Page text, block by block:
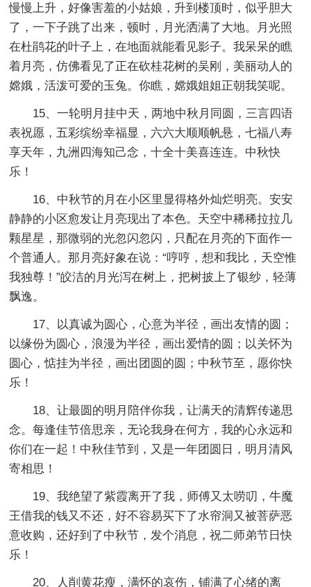
慢慢上升，好像害羞的小姑娘，升到楼顶时，似乎胆大
了，一下子跳了出来，顿时，月光洒满了大地。月光照
在杜鹃花的叶子上，在地面就能看见影子。我呆呆的瞧
着月亮，仿佛看见了正在砍桂花树的吴刚，美丽动人的
嫦娥，活泼可爱的玉兔。你瞧，嫦娥姐姐正朝我笑呢。
15、一轮明月挂中天，两地中秋月同圆，三言四语
表祝愿，五彩缤纷幸福显，六六大顺顺帆悬，七福八寿
享天年，九洲四海知己念，十全十美喜连连。中秋快
乐！
16、中秋节的月在小区里显得格外灿烂明亮。安安
静静的小区愈发让月亮现出了本色。天空中稀稀拉拉几
颗星星，那微弱的光忽闪忽闪，只配在月亮的下面作一
个普通人。那月亮好象在说：“哼哼，想和我比，天空惟
我独尊！”皎洁的月光泻在树上，把树披上了银纱，轻薄
飘逸。
17、以真诚为圆心，心意为半径，画出友情的圆；
以缘份为圆心，浪漫为半径，画出爱情的圆；以关怀为
圆心，惦挂为半径，画出团圆的圆；中秋节至，愿你快
乐！
18、让最圆的明月陪伴你我，让满天的清辉传递思
念。每逢佳节倍思亲，无论我身在何方，我的心永远和
你们在一起！中秋佳节到，又是一年团圆日，明月清风
寄相思！
19、我绝望了紫霞离开了我，师傅又太唠叨，牛魔
王借我的钱又不还，好不容易买下了水帘洞又被菩萨恶
意收购，还好到了中秋节，发个消息，祝二师弟节日快
乐！
20、人削黄花瘦，满怀的哀伤，铺满了心绪的离